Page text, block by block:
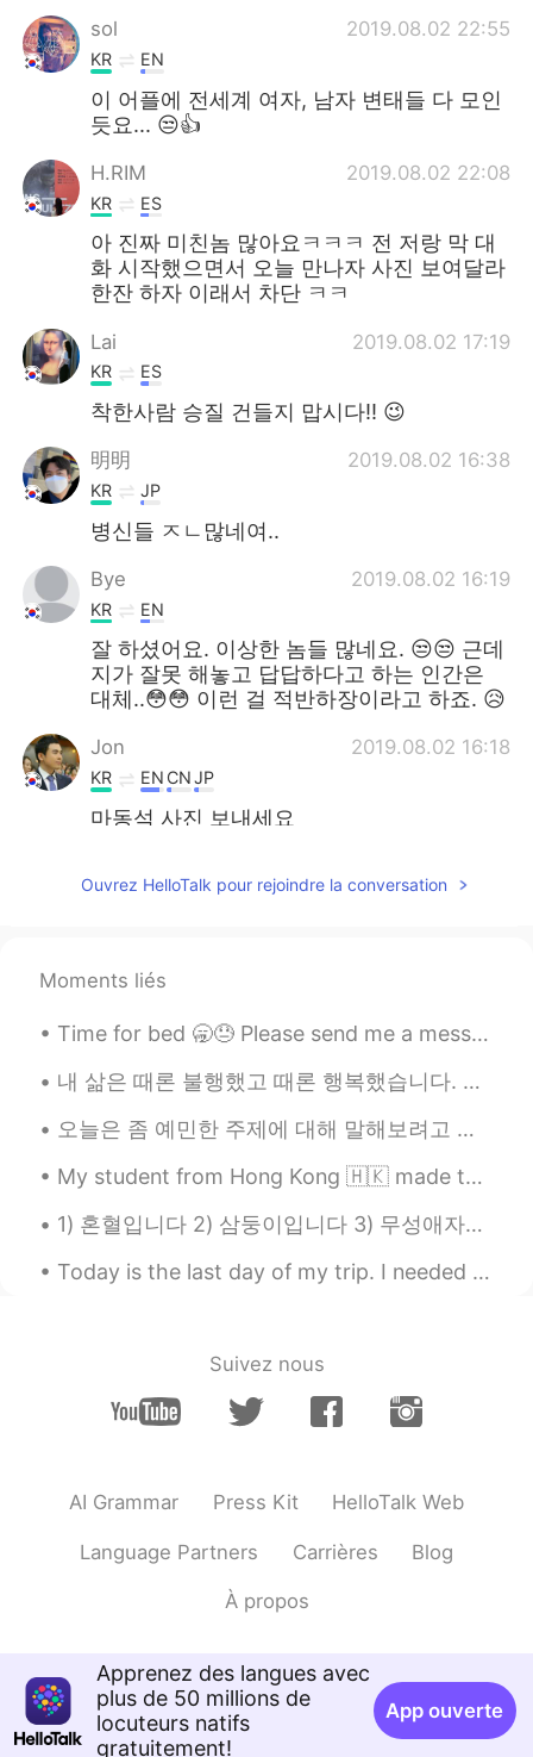
sol 2019.08.02 22:55
KR EN
이 어플에 전세계 여자, 남자 변태들 다 모인
듯요... 😒👍
H.RIM 2019.08.02 22:08
KR ES
아 진짜 미친놈 많아요ㅋㅋㅋ 전 저랑 막 대
화 시작했으면서 오늘 만나자 사진 보여달라
한잔 하자 이래서 차단 ㅋㅋ
Lai 2019.08.02 17:19
KR ES
착한사람 승질 건들지 맙시다!! 😉
明明 2019.08.02 16:38
KR JP
병신들 ㅈㄴ많네여..
Bye 2019.08.02 16:19
KR EN
잘 하셨어요. 이상한 놈들 많네요. 😒😒 근데
지가 잘못 해놓고 답답하다고 하는 인간은
대체..😳😳 이런 걸 적반하장이라고 하죠. 😥
Jon 2019.08.02 16:18
KR EN CNJP
마동석 사진 보내세요
KR EN
民宇Minwoo
KR JP
잘했어요
태기 2019.08.02 16:13
힘내요😖
Ouvrez HelloTalk pour rejoindre la conversation
Moments liés
Time for bed 🥱😓 Please send me a message. I’m always looking for Japanese, Korean, mandarin part...
‪내 삶은 때론 불행했고 때론 행복했습니다. 삶이 한낱 꿈에 불과하다지만 그럼에도 살아서 좋았습니다.‬ ‪새벽에 쨍한 차가운 공기, 꽃이 피기 전 부는 달큰한 바람, 해질...
오늘은 좀 예민한 주제에 대해 말해보려고 합니다 일주일 전 '일본군 위안부 피해자 기림의 날'이었지요 저는 성인 될때까지 '위안부'가 무엇인 줄 몰랐어요 미국에선 이런 역...
My student from Hong Kong 🇭🇰 made this for me.🙋‍♀️🧑‍🏫 🎊🧧🏮我的學生一個小女孩從我這幅畫上畫了出來。 謝謝埃塞爾的漂亮圖畫。🧧🏮🎊
1) 혼혈입니다 2) 삼둥이입니다 3) 무성애자입니다 몇번이 거짓일까요? 미국에서 흔히 icebreaker(주로 처음 보는 사람들의 모임에서 진행하는 서로에 대해 더 ...
Today is the last day of my trip. I needed this break. I didn’t know these places existed in Amer...
Suivez nous
AI Grammar Press Kit HelloTalk Web
Language Partners Carrières Blog
À propos
Apprenez des langues avec
plus de 50 millions de
locuteurs natifs
gratuitement!
App ouverte